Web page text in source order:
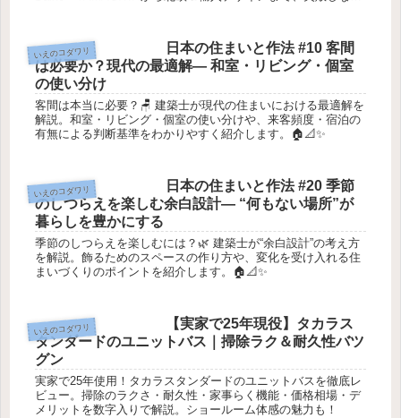
いえのコダワリ
日本の住まいと作法 #10 客間
は必要か？現代の最適解― 和室・リビング・個室
の使い分け
客間は本当に必要？🪑 建築士が現代の住まいにおける最適解を
解説。和室・リビング・個室の使い分けや、来客頻度・宿泊の
有無による判断基準をわかりやすく紹介します。🏠📐✨
いえのコダワリ
日本の住まいと作法 #20 季節
のしつらえを楽しむ余白設計― “何もない場所”が
暮らしを豊かにする
季節のしつらえを楽しむには？🌿 建築士が“余白設計”の考え方
を解説。飾るためのスペースの作り方や、変化を受け入れる住
まいづくりのポイントを紹介します。🏠📐✨
いえのコダワリ
【実家で25年現役】タカラス
タンダードのユニットバス｜掃除ラク＆耐久性バツ
グン
実家で25年使用！タカラスタンダードのユニットバスを徹底レ
ビュー。掃除のラクさ・耐久性・家事らく機能・価格相場・デ
メリットを数字入りで解説。ショールーム体感の魅力も！